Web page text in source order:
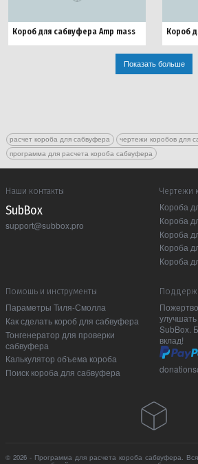
Короб для сабвуфера Amp mass Короб
Показать больше
расчет короба для сабвуфера чертежи коробов для
программа для расчета короба сабвуфера
Наши контакты
Sub Box
support@subbox.pro
Чертежи
Короба
Короба
Короба
Короба
Короба
Помошь и инструменты
Параметры Тиля-Смолла
Как сделать короб для сабвуфера
Тонгенератор для проверки
сабвуфера
Калькулятор объема короба
Поиск короба для сабвуфера
SubBox.
вклад!
© 2026 - Программа для расчета короба сабвуфера.